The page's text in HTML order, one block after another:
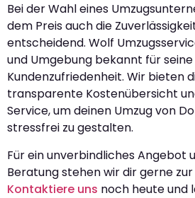
Bei der Wahl eines
dem Preis auch die
entscheidend. Wolf
und Umgebung bekannt für
Kundenzufriedenheit. Wir bieten
transparente Kostenübersicht
Service, um deinen Umzug von
stressfrei zu gestalten.
Für ein unverbindliches Angebot
Beratung stehen wir dir gerne
Kontaktiere uns noch heute und